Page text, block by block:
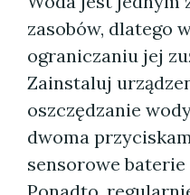
zasobów, dlatego
ograniczaniu jej
Zainstaluj
oszczędzanie
dwoma
sensorowe